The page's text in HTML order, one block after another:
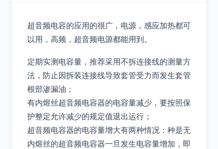
超音频电容的应用的很广，电源，感应加热都可
以用，高频，超音频电源都能用到。
定期实测电容量，推荐采用不拆连接线的测量方
法，防止因拆装连接线导致套管受力而发生套管
根部渗漏油；
有内熔丝超音频电容器的电容量减少，要按照保
护整定允许减少的规定值退出运行；
超音频电容器的电容量增大有两种情况：种是无
内熔丝的超音频电容器一旦发生电容量增加，即